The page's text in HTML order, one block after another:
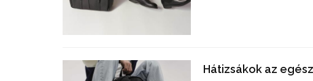
Hátizsákok az